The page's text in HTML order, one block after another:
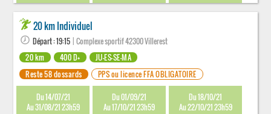
20 km Individuel
Départ : 19:15 | Complexe sportif 42300 Villerest
20 km
400 D+
JU-ES-SE-MA
Reste 58 dossards
PPS ou licence FFA OBLIGATOIRE
Du 14/07/21
Au 31/08/21 23h59
Du 01/09/21
Au 17/10/21 23h59
Du 18/10/21
Au 22/10/21 23h59